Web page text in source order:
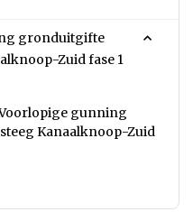
gronduitgifte
Zuid fase 1
gunning
Kanaalknoop-Zuid